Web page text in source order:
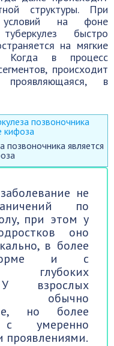
структуры. При
условий на фоне
быстро
на мягкие
Когда в процесс
происходит
проявляющаяся, в
позвоночника является
не
по
при этом у
оно
в более
и с
глубоких
У взрослых
обычно
но более
умеренно